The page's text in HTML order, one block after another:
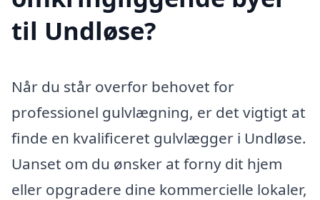
til Undløse?
Når du står overfor behovet for
professionel gulvlægning, er det vigtigt at
finde en kvalificeret gulvlægger i Undløse.
Uanset om du ønsker at forny dit hjem
eller opgradere dine kommercielle lokaler,